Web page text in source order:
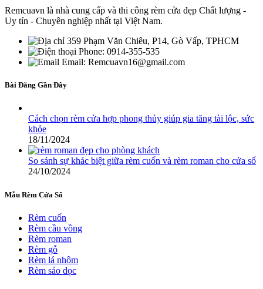
Remcuavn là nhà cung cấp và thi công rèm cửa đẹp Chất lượng -
Uy tín - Chuyên nghiệp nhất tại Việt Nam.
359 Phạm Văn Chiêu, P14, Gò Vấp, TPHCM
Phone: 0914-355-535
Email: Remcuavn16@gmail.com
Bài Đăng Gần Đây
Cách chọn rèm cửa hợp phong thủy giúp gia tăng tài lộc, sức
khỏe
18/11/2024
So sánh sự khác biệt giữa rèm cuốn và rèm roman cho cửa sổ
24/10/2024
Mẫu Rèm Cửa Sổ
Rèm cuốn
Rèm cầu vồng
Rèm roman
Rèm gỗ
Rèm lá nhôm
Rèm sáo dọc